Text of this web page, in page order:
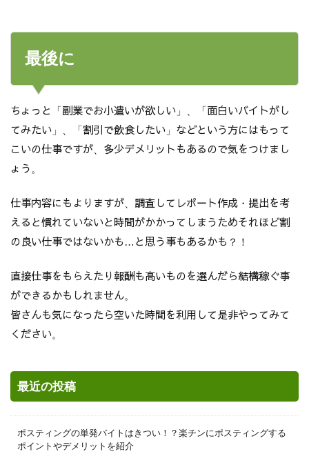
最後に
ちょっと「副業でお小遣いが欲しい」、「面白いバイトがし
てみたい」、「割引で飲食したい」などという方にはもって
こいの仕事ですが、多少デメリットもあるので気をつけまし
ょう。
仕事内容にもよりますが、調査してレポート作成・提出を考
えると慣れていないと時間がかかってしまうためそれほど割
の良い仕事ではないかも…と思う事もあるかも？！
直接仕事をもらえたり報酬も高いものを選んだら結構稼ぐ事
ができるかもしれません。
皆さんも気になったら空いた時間を利用して是非やってみて
ください。
最近の投稿
ポスティングの単発バイトはきつい！？楽チンにポスティングする
ポイントやデメリットを紹介